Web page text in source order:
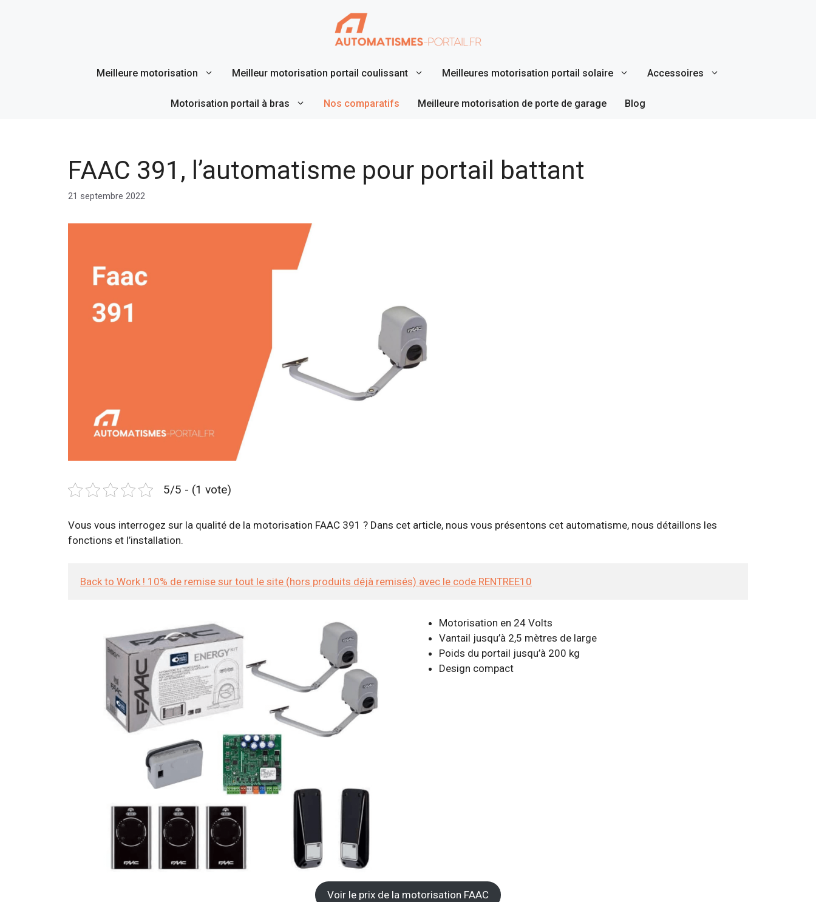
Meilleure motorisation Meilleur motorisation portail coulissant Meilleures motorisation portail solaire Accessoires
Motorisation portail à bras Nos comparatifs Meilleure motorisation de porte de garage Blog
FAAC 391, l’automatisme pour portail battant
21 septembre 2022
5/5 - (1 vote)
Vous vous interrogez sur la qualité de la motorisation FAAC 391 ? Dans cet article, nous vous présentons cet automatisme, nous détaillons les
fonctions et l’installation.
Back to Work ! 10% de remise sur tout le site (hors produits déjà remisés) avec le code RENTREE10
Motorisation en 24 Volts
Vantail jusqu’à 2,5 mètres de large
Poids du portail jusqu’à 200 kg
Design compact
Voir le prix de la motorisation FAAC